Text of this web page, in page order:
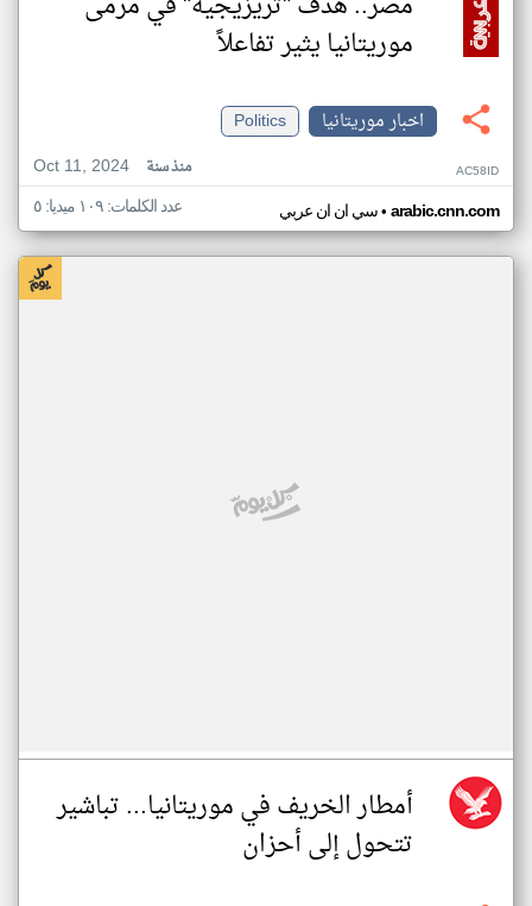
موريتانيا يثير تفاعلاً
اخبار موريتانيا
Politics
Oct 11, 2024
منذ سنة AC58ID
سي ان ان عربي• arabic.cnn.com عدد الكلمات: ١٠٩ ميديا: ٥
أمطار الخريف في موريتانيا... تباشير
تتحول إلى أحزان